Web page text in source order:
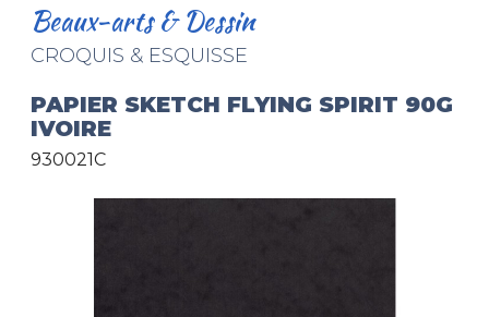
Loisirs créatifs
Cuir & trousses
RETROUVEZ NOS COLLECTIONS
Beaux-arts & Dessin
CROQUIS & ESQUISSE
PAPIER SKETCH FLYING SPIRIT 90G
IVOIRE
930021C